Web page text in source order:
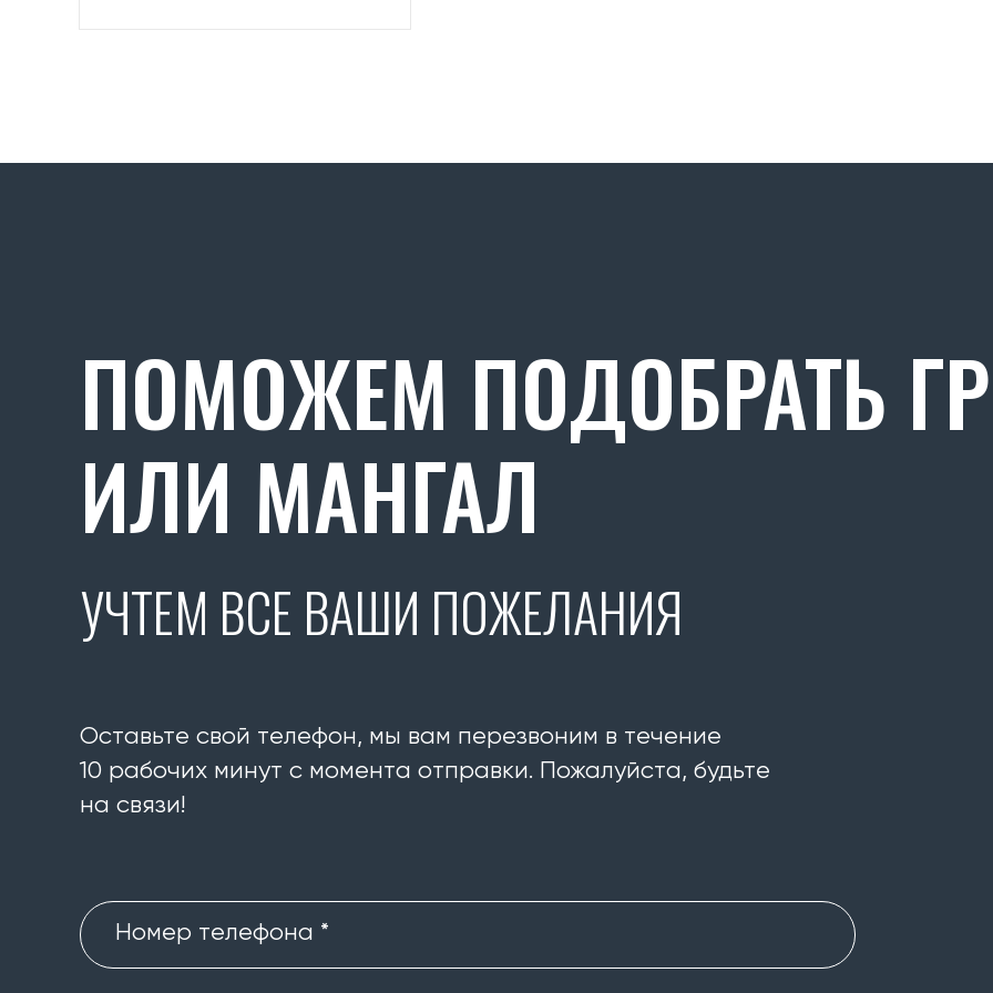
ПОМОЖЕМ ПОДОБРАТЬ
ИЛИ МАНГАЛ
УЧТЕМ ВСЕ ВАШИ ПОЖЕЛАНИЯ
Оставьте свой телефон, мы вам перезвоним в течение
10 рабочих минут с момента отправки. Пожалуйста, будьте
на связи!
Номер телефона *